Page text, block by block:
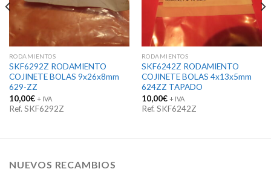
RODAMIENTOS
SKF6292Z RODAMIENTO
COJINETE BOLAS 9x26x8mm
629-ZZ
10,00€ + IVA
Ref. SKF6292Z
RODAMIENTOS
SKF6242Z RODAMIENTO
COJINETE BOLAS 4x13x5mm
624ZZ TAPADO
10,00€ + IVA
Ref. SKF6242Z
NUEVOS RECAMBIOS